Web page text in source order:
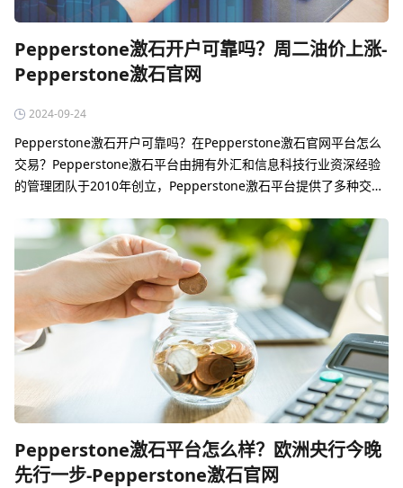
Pepperstone激石开户可靠吗？周二油价上涨-
Pepperstone激石官网
2024-09-24
Pepperstone激石开户可靠吗？在Pepperstone激石官网平台怎么
交易？Pepperstone激石平台由拥有外汇和信息科技行业资深经验
的管理团队于2010年创立，Pepperstone激石平台提供了多种交易
Pepperstone激石平台怎么样？欧洲央行今晚
先行一步-Pepperstone激石官网